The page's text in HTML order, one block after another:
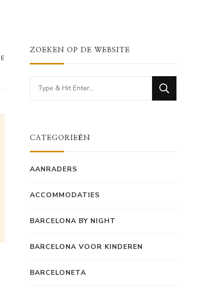
ZOEKEN OP DE WEBSITE
Looking
for
CATEGORIEËN
AANRADERS
ACCOMMODATIES
BARCELONA BY NIGHT
BARCELONA VOOR KINDEREN
BARCELONETA